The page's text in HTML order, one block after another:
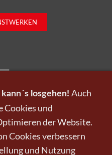
und Versand!
losgehen! Auch
Cookies und
der Website.
Cookies verbessern
und Nutzung